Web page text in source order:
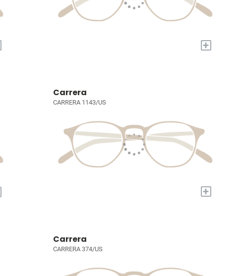
+
Carrera
CARRERA 1143/US
+
Carrera
CARRERA 374/US